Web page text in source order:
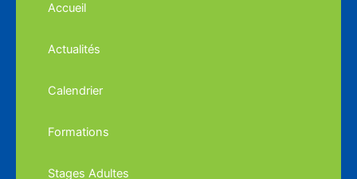
Accueil
Actualités
Calendrier
Formations
Stages Adultes